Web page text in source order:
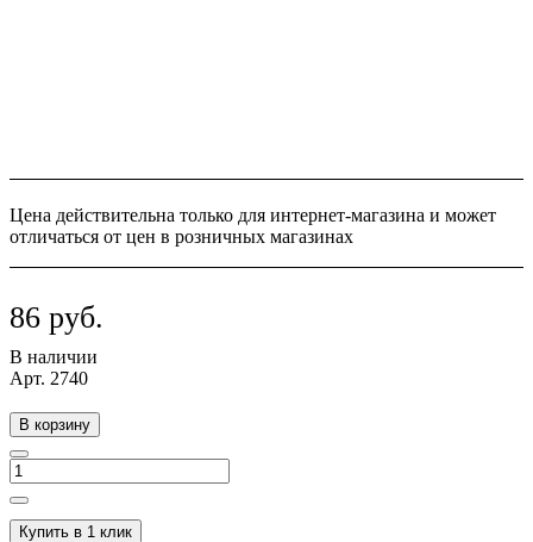
Цена действительна только для интернет-магазина и может
отличаться от цен в розничных магазинах
86 руб.
В наличии
Арт. 2740
В корзину
Купить в 1 клик